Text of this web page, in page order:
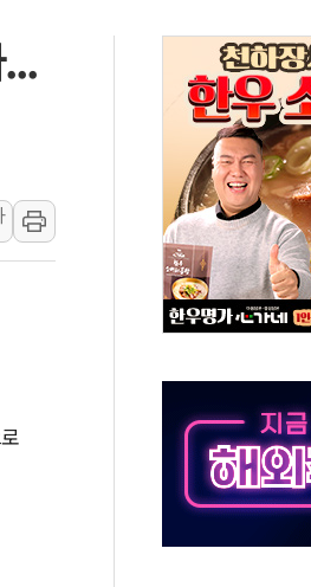
과 함께하는 '선봉'의 대민 봉사
리 탄도미사일 1발 발사… 올해 10번째
롬비아에 새 안보 위기… 반군·마약카르
린 아닌 무해한 표면 부식 물질"
시간30여분만에 진화...외국인 노동자 숨
정' 시즌2
열질환·가축 피해 최소화 '총력 대응'
자금 유입에도 박스권…美 암호화폐 법안